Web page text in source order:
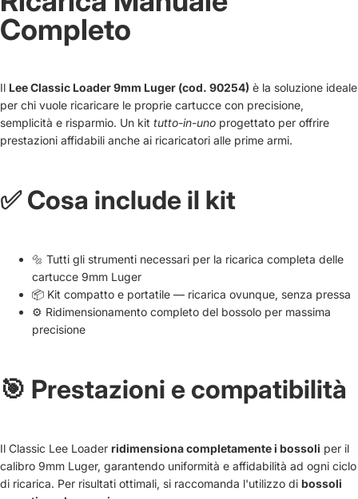
Completo
Il Lee Classic Loader 9mm Luger (cod. 90254) è la soluzione ideale
per chi vuole ricaricare le proprie cartucce con precisione,
semplicità e risparmio. Un kit tutto-in-uno progettato per offrire
prestazioni affidabili anche ai ricaricatori alle prime armi.
✅ Cosa include il kit
🔩 Tutti gli strumenti necessari per la ricarica completa delle
cartucce 9mm Luger
📦 Kit compatto e portatile — ricarica ovunque, senza pressa
⚙️ Ridimensionamento completo del bossolo per massima
precisione
🎯 Prestazioni e compatibilità
Il Classic Lee Loader ridimensiona completamente i bossoli per il
calibro 9mm Luger, garantendo uniformità e affidabilità ad ogni ciclo
di ricarica. Per risultati ottimali, si raccomanda l'utilizzo di bossoli